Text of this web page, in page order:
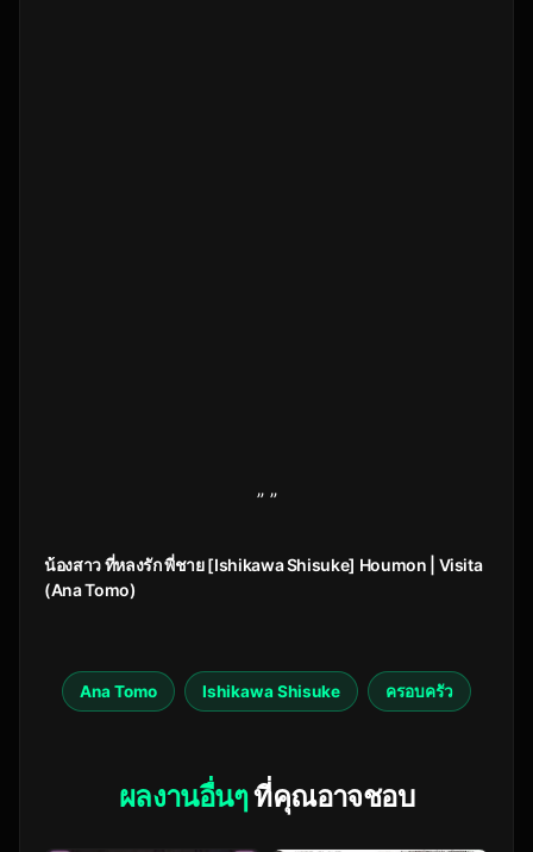
” ”
น้องสาว ที่หลงรัก พี่ชาย [Ishikawa Shisuke] Houmon | Visita
(Ana Tomo)
Ana Tomo Ishikawa Shisuke ครอบครัว
ผลงานอื่นๆที่คุณอาจชอบ